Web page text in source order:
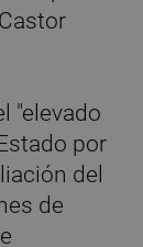
"elevado
por
del
de